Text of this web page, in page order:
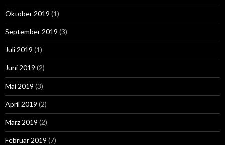
Oktober 2019 (1)
September 2019 (3)
Juli 2019 (1)
Juni 2019 (2)
Mai 2019 (3)
April 2019 (2)
März 2019 (2)
Februar 2019 (7)